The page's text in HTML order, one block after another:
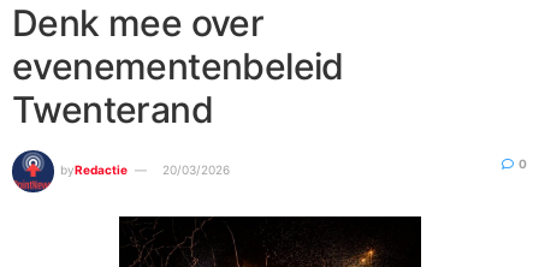
Denk mee over
evenementenbeleid
Twenterand
byRedactie 20/03/2026 0